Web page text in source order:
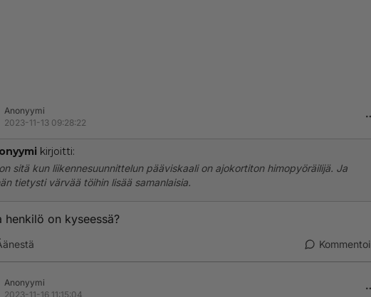
Anonyymi
2023-11-13 09:28:22
kirjoitti:
sitä kun liikennesuunnittelun pääviskaali on ajokortiton himopyöräilijä. Ja
tietysti värvää töihin lisää samanlaisia.
henkilö on kyseessä?
Kommentoi
Anonyymi
2023-11-16 11:15:04